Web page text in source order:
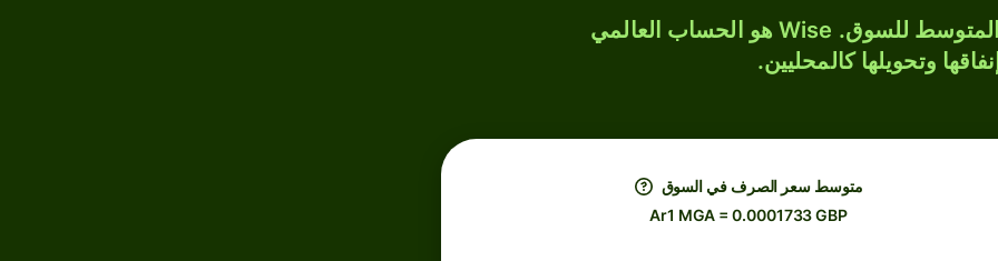
حوّل MGA إلى GBP بسعر الصرف المتوسط للسوق. Wise هو الحساب العالمي
وتحويلها كالمحليين.
متوسط ​​سعر الصرف في السوق
Ar1 MGA = 0.0001733 GBP